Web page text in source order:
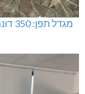
מגדל תפן: 350 דונם במתחם חדש